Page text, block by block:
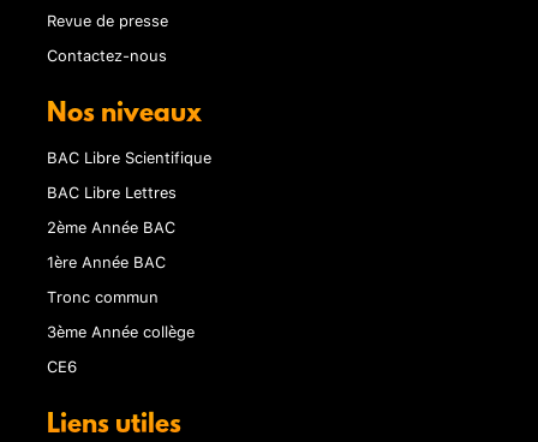
Revue de presse
Contactez-nous
Nos niveaux
BAC Libre Scientifique
BAC Libre Lettres
2ème Année BAC
1ère Année BAC
Tronc commun
3ème Année collège
CE6
Liens utiles